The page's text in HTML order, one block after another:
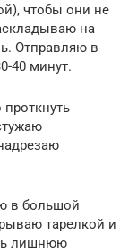
чтобы они не
на
Отправляю в
40 минут.
в большой
тарелкой и
лишнюю